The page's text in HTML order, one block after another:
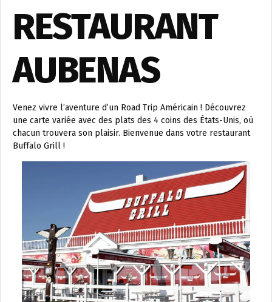
RESTAURANT
AUBENAS
Venez vivre l’aventure d’un Road Trip Américain ! Découvrez
une carte variée avec des plats des 4 coins des États-Unis, où
chacun trouvera son plaisir. Bienvenue dans votre restaurant
Buffalo Grill !